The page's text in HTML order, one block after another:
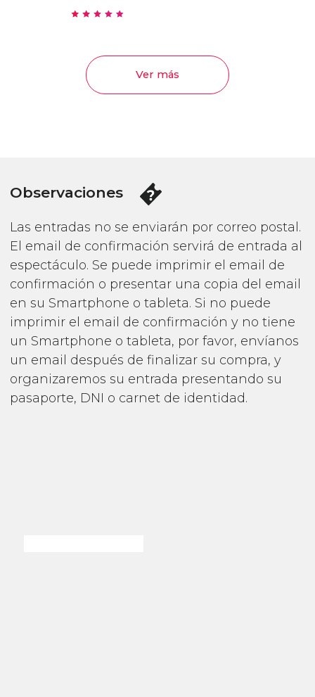
Ver más
Observaciones
Las entradas no se enviarán por correo postal.
El email de confirmación servirá de entrada al
espectáculo. Se puede imprimir el email de
confirmación o presentar una copia del email
en su Smartphone o tableta. Si no puede
imprimir el email de confirmación y no tiene
un Smartphone o tableta, por favor, envíanos
un email después de finalizar su compra, y
organizaremos su entrada presentando su
pasaporte, DNI o carnet de identidad.